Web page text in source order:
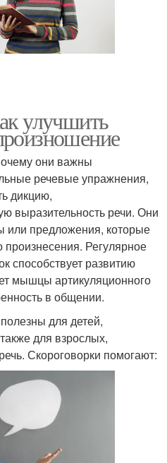
улучшить
они важны
речевые упражнения,
дикцию,
выразительность речи. Они
или предложения, которые
произнесения. Регулярное
способствует развитию
мышцы артикуляционного
в общении.
для детей,
для взрослых,
Скороговорки помогают: